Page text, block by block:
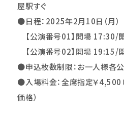
屋駅すぐ
●日程：2025年2月10日（月）
【公演番号01】開場 17:30/
【公演番号02】開場 19:15/
●申込枚数制限：お一人様各
●入場料金：全席指定￥4,500
価格）